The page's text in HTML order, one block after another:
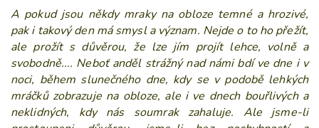
A pokud jsou někdy mraky na obloze temné a hrozivé,
pak i takový den má smysl a význam. Nejde o to ho přežít,
ale prožít s důvěrou, že lze jím projít lehce, volně a
svobodně.... Neboť anděl strážný nad námi bdí ve dne i v
noci, během slunečného dne, kdy se v podobě lehkých
mráčků zobrazuje na obloze, ale i ve dnech bouřlivých a
neklidných, kdy nás soumrak zahaluje. Ale jsme-li